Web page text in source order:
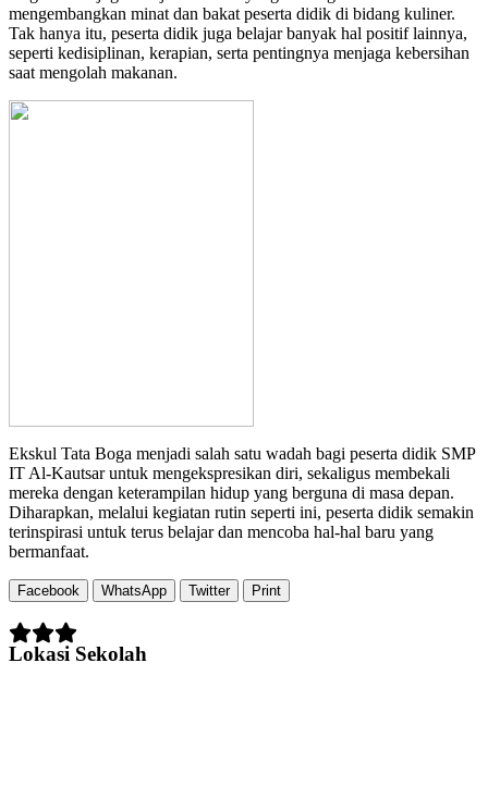
mengembangkan minat dan bakat peserta didik di bidang kuliner.
Tak hanya itu, peserta didik juga belajar banyak hal positif lainnya,
seperti kedisiplinan, kerapian, serta pentingnya menjaga kebersihan
saat mengolah makanan.
Ekskul Tata Boga menjadi salah satu wadah bagi peserta didik SMP
IT Al-Kautsar untuk mengekspresikan diri, sekaligus membekali
mereka dengan keterampilan hidup yang berguna di masa depan.
Diharapkan, melalui kegiatan rutin seperti ini, peserta didik semakin
terinspirasi untuk terus belajar dan mencoba hal-hal baru yang
bermanfaat.
Facebook WhatsApp Twitter Print
Lokasi Sekolah